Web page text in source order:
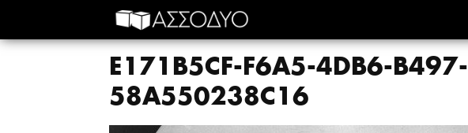
E171B5CF-F6A5-4DB6-B497-
58A550238C16